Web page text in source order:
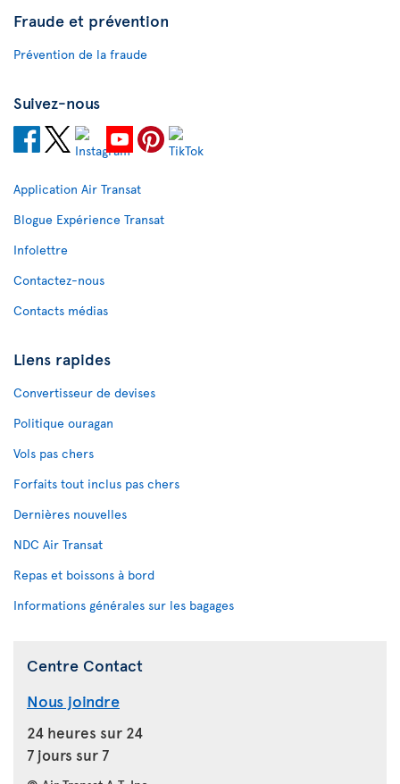
Fraude et prévention
Prévention de la fraude
Suivez-nous
Application Air Transat
Blogue Expérience Transat
Infolettre
Contactez-nous
Contacts médias
Liens rapides
Convertisseur de devises
Politique ouragan
Vols pas chers
Forfaits tout inclus pas chers
Dernières nouvelles
NDC Air Transat
Repas et boissons à bord
Informations générales sur les bagages
Centre Contact
Nous joindre
24 heures sur 24
7 jours sur 7